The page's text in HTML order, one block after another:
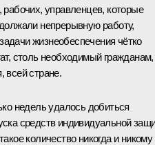
рабочих, управленцев, которые
непрерывную работу,
жизнеобеспечения чётко
столь необходимый гражданам,
всей стране.
недель удалось добиться
средств индивидуальной
количество никогда и никому